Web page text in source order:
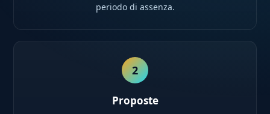
periodo di assenza.
2
Proposte